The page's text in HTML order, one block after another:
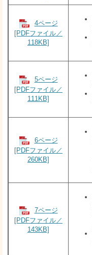
4ページ
[PDFファイル／
118KB]
5ページ
[PDFファイル／
111KB]
6ページ
[PDFファイル／
260KB]
7ページ
[PDFファイル／
143KB]